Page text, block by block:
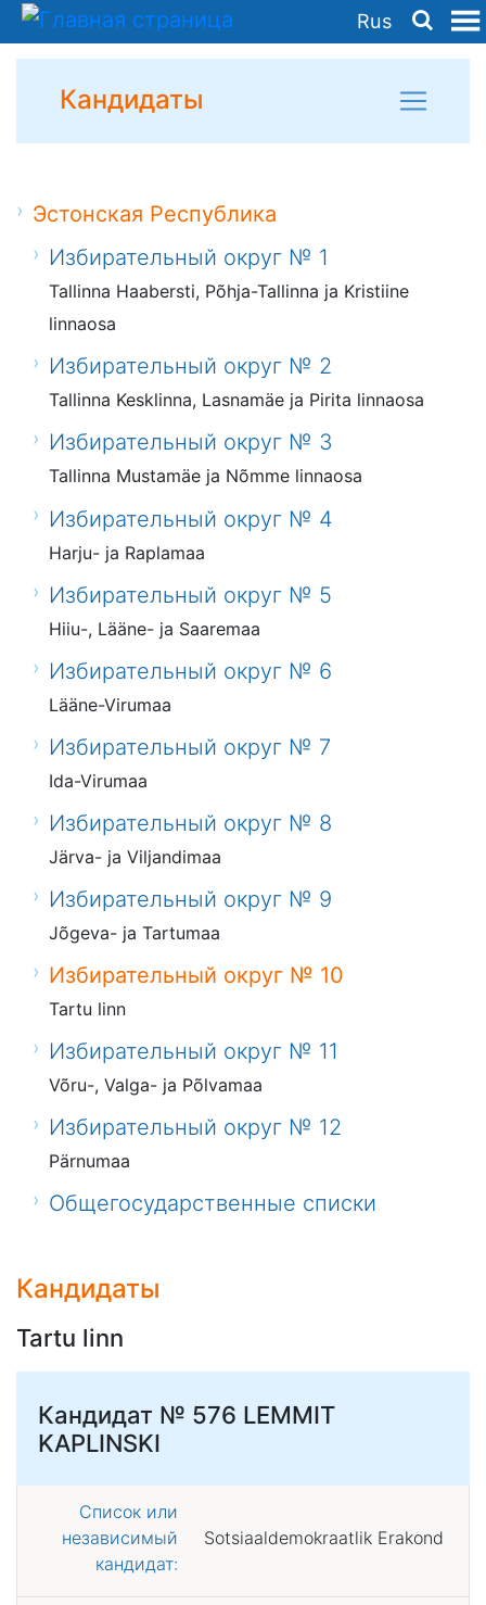
Rus
Кандидаты
Эстонская Республика
Избирательный округ № 1
Tallinna Haabersti, Põhja-Tallinna ja Kristiine
linnaosa
Избирательный округ № 2
Tallinna Kesklinna, Lasnamäe ja Pirita linnaosa
Избирательный округ № 3
Tallinna Mustamäe ja Nõmme linnaosa
Избирательный округ № 4
Harju- ja Raplamaa
Избирательный округ № 5
Hiiu-, Lääne- ja Saaremaa
Избирательный округ № 6
Lääne-Virumaa
Избирательный округ № 7
Ida-Virumaa
Избирательный округ № 8
Järva- ja Viljandimaa
Избирательный округ № 9
Jõgeva- ja Tartumaa
Избирательный округ № 10
Tartu linn
Избирательный округ № 11
Võru-, Valga- ja Põlvamaa
Избирательный округ № 12
Pärnumaa
Общегосударственные списки
Кандидаты
Tartu linn
Кандидат № 576 LEMMIT
KAPLINSKI
Список или
независимый
кандидат:
Sotsiaaldemokraatlik Erakond